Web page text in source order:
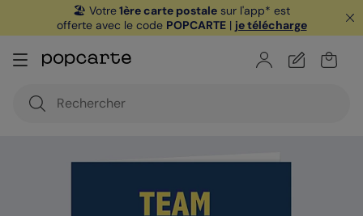
🏖️ Votre1ère carte postale sur l'app* est
offerte avec le code POPCARTE| je télécharge